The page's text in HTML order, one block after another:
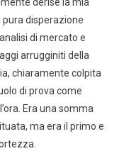
derise la mia
pura disperazione
di mercato e
arrugginiti della
chiaramente colpita
di prova come
Era una somma
ma era il primo e